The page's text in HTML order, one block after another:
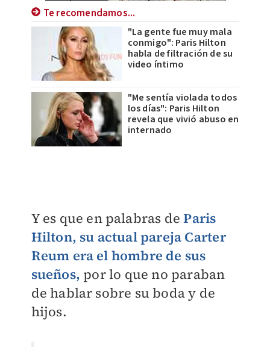
Te recomendamos...
"La gente fue muy mala
conmigo": Paris Hilton
habla de filtración de su
video íntimo
"Me sentía violada todos
los días": Paris Hilton
revela que vivió abuso en
internado
Y es que en palabras deParis
Hilton, su actual pareja Carter
Reum era el hombre de sus
sueños, por lo que no paraban
de hablar sobre su boda y de
hijos.